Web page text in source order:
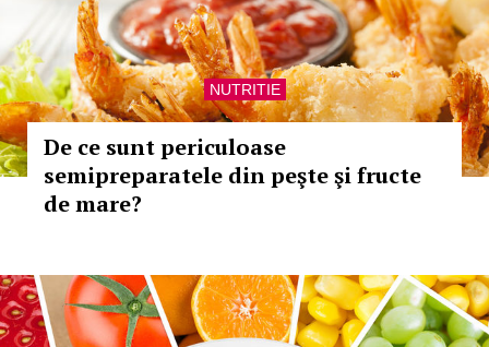
NUTRITIE
De ce sunt periculoase
semipreparatele din peşte şi fructe
de mare?